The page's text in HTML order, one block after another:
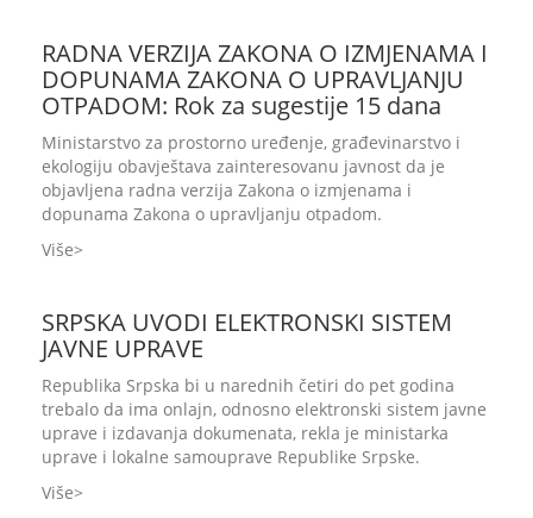
RADNA VERZIJA ZAKONA O IZMJENAMA I
DOPUNAMA ZAKONA O UPRAVLJANJU
OTPADOM: Rok za sugestije 15 dana
Ministarstvo za prostorno uređenje, građevinarstvo i
ekologiju obavještava zainteresovanu javnost da je
objavljena radna verzija Zakona o izmjenama i
dopunama Zakona o upravljanju otpadom.
Više
SRPSKA UVODI ELEKTRONSKI SISTEM
JAVNE UPRAVE
Republika Srpska bi u narednih četiri do pet godina
trebalo da ima onlajn, odnosno elektronski sistem javne
uprave i izdavanja dokumenata, rekla je ministarka
uprave i lokalne samouprave Republike Srpske.
Više